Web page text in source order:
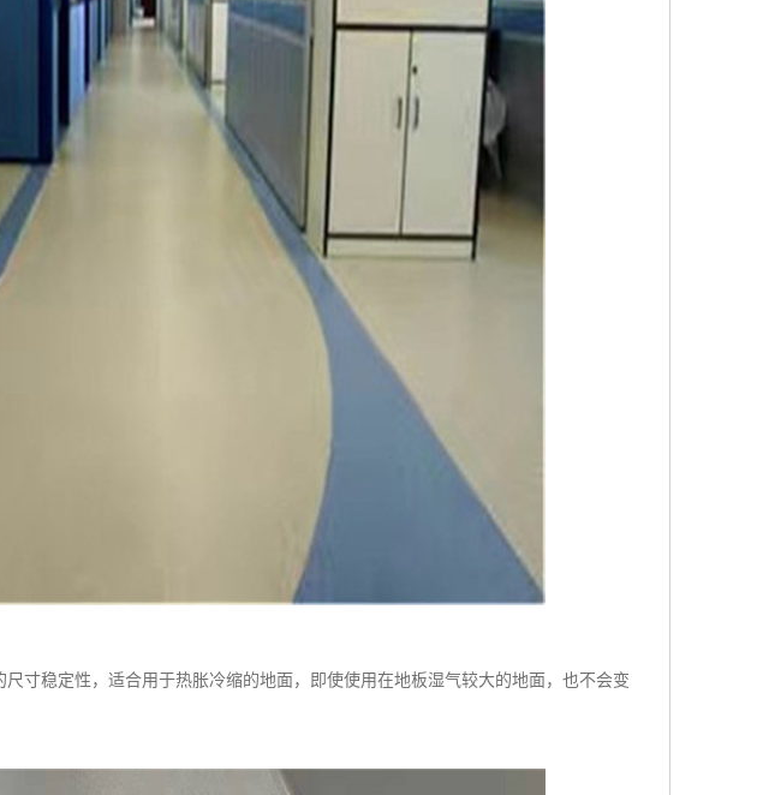
寸稳定性，适合用于热胀冷缩的地面，即使使用在地板湿气较大的地面，也不会变